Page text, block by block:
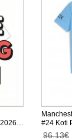
#24 Koti
96.13€